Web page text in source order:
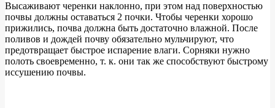
Высаживают черенки наклонно, при этом над поверхностью
почвы должны оставаться 2 почки. Чтобы черенки хорошо
прижились, почва должна быть достаточно влажной. После
поливов и дождей почву обязательно мульчируют, что
предотвращает быстрое испарение влаги. Сорняки нужно
полоть своевременно, т. к. они так же способствуют быстрому
иссушению почвы.